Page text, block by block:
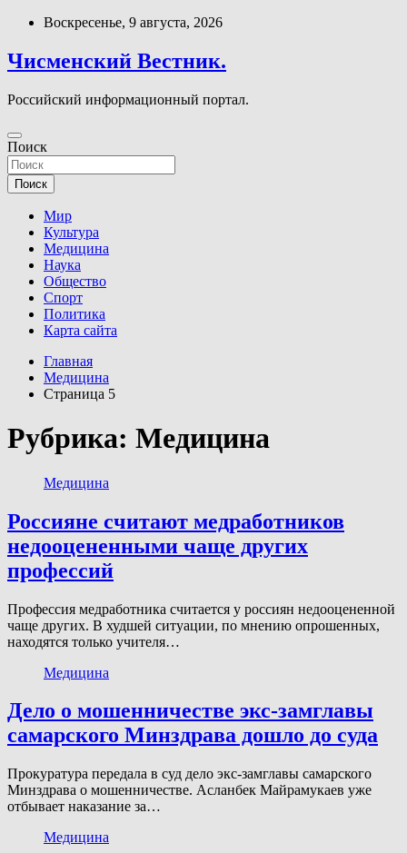
Перейти
содержимому
Воскресенье, 9 августа, 2026
Чисменский Вестник.
Российский информационный портал.
Поиск
Поиск
Мир
Культура
Медицина
Наука
Общество
Спорт
Политика
Карта сайта
Главная
Медицина
Страница 5
Рубрика: Медицина
Медицина
Россияне считают медработников
недооцененными чаще других
профессий
Профессия медработника считается у россиян недооцененной
чаще других. В худшей ситуации, по мнению опрошенных,
находятся только учителя…
Медицина
Дело о мошенничестве экс-замглавы
самарского Минздрава дошло до суда
Прокуратура передала в суд дело экс-замглавы самарского
Минздрава о мошенничестве. Асланбек Майрамукаев уже
отбывает наказание за…
Медицина